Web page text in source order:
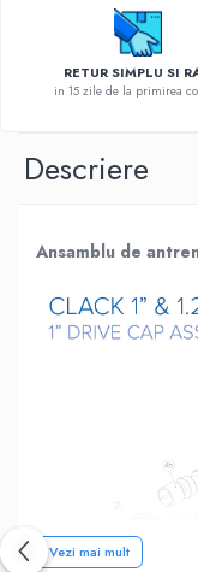
RETUR SIMPLU SI
in 15 zile de la primirea
Descriere
Ansamblu de
Vezi mai mult